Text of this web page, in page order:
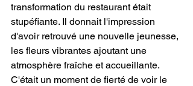
transformation du restaurant était
stupéfiante. Il donnait l'impression
d'avoir retrouvé une nouvelle jeunesse,
les fleurs vibrantes ajoutant une
atmosphère fraîche et accueillante.
C'était un moment de fierté de voir le